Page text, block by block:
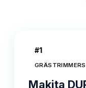
#1
Makita